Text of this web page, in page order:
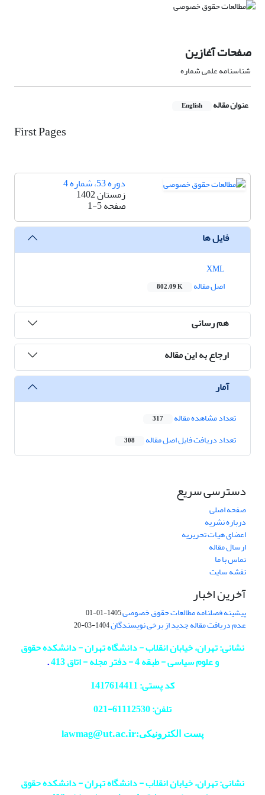
صفحات آغازین
شناسنامه علمی شماره
عنوان مقاله English
First Pages
دوره 53، شماره 4
زمستان 1402
صفحه1-5
فایل ها
اصل مقاله
802.09 K
هم رسانی
ارجاع به این مقاله
آمار
تعداد مشاهده مقاله 317
تعداد دریافت فایل اصل مقاله 308
دسترسی سریع
صفحه اصلی
درباره نشریه
اعضای هیات تحریریه
ارسال مقاله
تماس با ما
نقشه سایت
آخرین اخبار
پیشینه فصلنامه مطالعات حقوق خصوصی1405-01-01
عدم دریافت مقاله جدید از برخی نویسندگان1404-03-20
نشانی: تهران، خیابان انقلاب - دانشگاه تهران - دانشکده حقوق
و علوم سیاسی - طبقه 4 - دفتر مجله - اتاق 413
.
کد پستی: 1417614411
تلفن: 61112530-
021
پست الکترونیکی:lawmag@ut.ac.ir
نشانی: تهران، خیابان انقلاب - دانشگاه تهران - دانشکده حقوق